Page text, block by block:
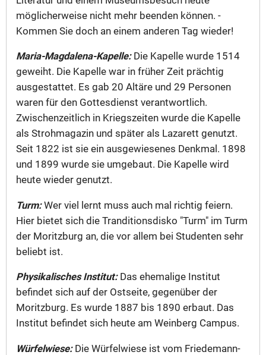
möglicherweise nicht mehr beenden können. -
Kommen Sie doch an einem anderen Tag wieder!
Maria-Magdalena-Kapelle:Die Kapelle wurde 1514
geweiht. Die Kapelle war in früher Zeit prächtig
ausgestattet. Es gab 20 Altäre und 29 Personen
waren für den Gottesdienst verantwortlich.
Zwischenzeitlich in Kriegszeiten wurde die Kapelle
als Strohmagazin und später als Lazarett genutzt.
Seit 1822 ist sie ein ausgewiesenes Denkmal. 1898
und 1899 wurde sie umgebaut. Die Kapelle wird
heute wieder genutzt.
Turm:Wer viel lernt muss auch mal richtig feiern.
Hier bietet sich die Tranditionsdisko "Turm" im Turm
der Moritzburg an, die vor allem bei Studenten sehr
beliebt ist.
Physikalisches Institut:Das ehemalige Institut
befindet sich auf der Ostseite, gegenüber der
Moritzburg. Es wurde 1887 bis 1890 erbaut. Das
Institut befindet sich heute am Weinberg Campus.
Würfelwiese:Die Würfelwiese ist vom Friedemann-